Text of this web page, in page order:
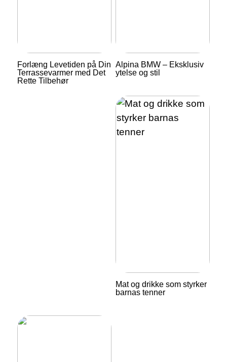
Forlæng Levetiden på Din
Terrassevarmer med Det
Rette Tilbehør
Alpina BMW – Eksklusiv
ytelse og stil
Mat og drikke som styrker
barnas tenner